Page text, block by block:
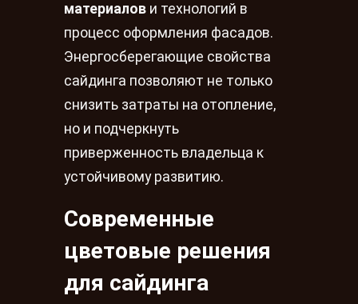
материалов и технологий в
процесс оформления фасадов.
Энергосберегающие свойства
сайдинга позволяют не только
снизить затраты на отопление,
но и подчеркнуть
приверженность владельца к
устойчивому развитию.
Современные
цветовые решения
для сайдинга